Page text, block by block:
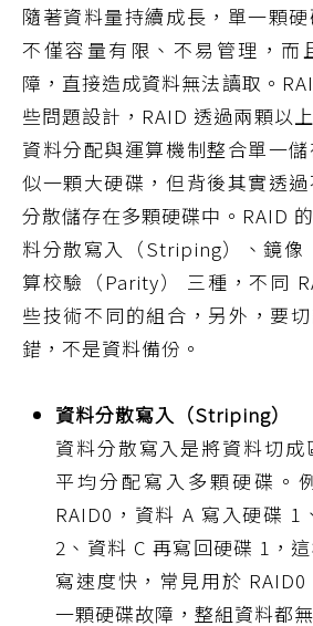
隨著資料量持續成長，單一顆硬
不僅容量有限、不易管理，而
障，直接造成資料無法讀取。
些問題設計，RAID 透過兩顆以
資料分配與運算機制整合單一
似一顆大硬碟，但背後其實透
分散儲存在多顆硬碟中。RAID
料分散寫入（Striping）、鏡像
算校驗（Parity） 三種，不同
些技術不同的組合，另外，要
錯，不是資料備份。
資料分散寫入（Striping）
資料分散寫入是將資料切成
平均分配寫入多顆硬碟。
RAID0，資料 A 寫入硬碟 1
2、資料 C 再寫回硬碟 1，
寫速度快，常見用於
一顆硬碟故障，整組資料都